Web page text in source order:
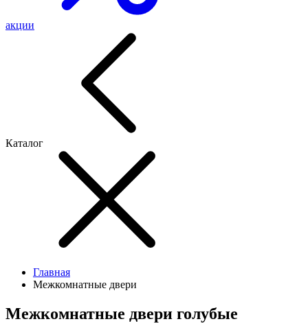
акции
Каталог
Главная
Межкомнатные двери
Межкомнатные двери голубые